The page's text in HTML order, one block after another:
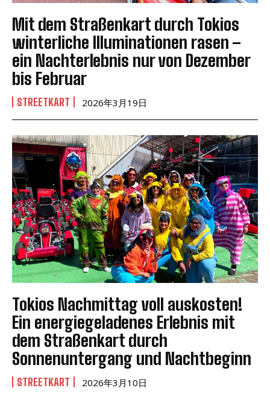
Mit dem Straßenkart durch Tokios
winterliche Illuminationen rasen –
ein Nachterlebnis nur von Dezember
bis Februar
STREETKART 2026年3月19日
Tokios Nachmittag voll auskosten!
Ein energiegeladenes Erlebnis mit
dem Straßenkart durch
Sonnenuntergang und Nachtbeginn
STREETKART 2026年3月10日